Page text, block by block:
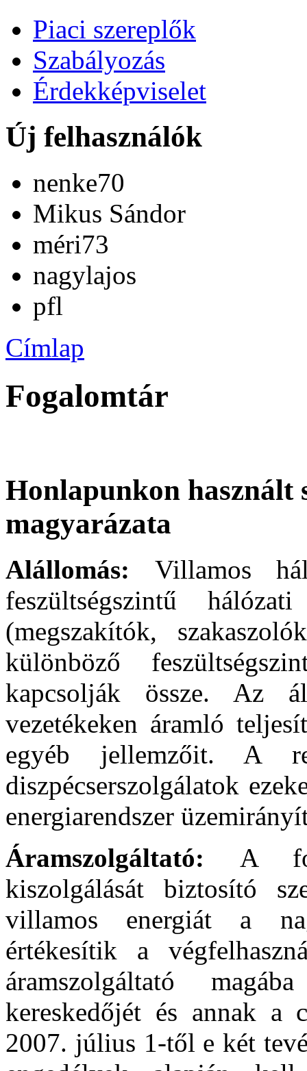
Piaci szereplők
Szabályozás
Érdekképviselet
Új felhasználók
nenke70
Mikus Sándor
méri73
nagylajos
pfl
Címlap
Fogalomtár
Honlapunkon használt
magyarázata
Alállomás: Villamos
feszültségszintű
(megszakítók,
különböző
kapcsolják össze. Az
vezetékeken áramló
egyéb jellemzőit. A
diszpécserszolgálatok
energiarendszer
Áramszolgáltató: A
kiszolgálását biztosító
villamos energiát a
értékesítik a
áramszolgáltató
kereskedőjét és annak a
2007. július 1-től e két